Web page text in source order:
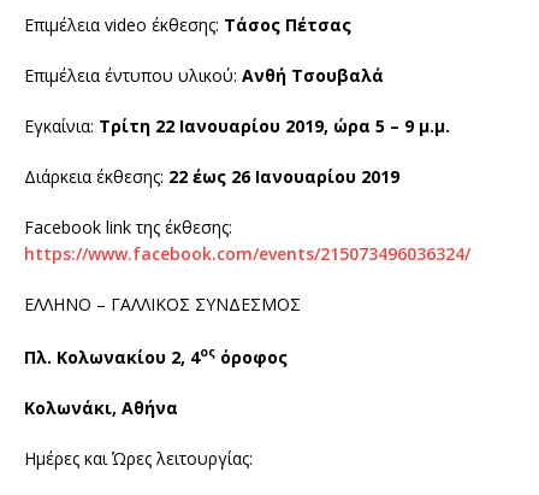
Επιμέλεια video έκθεσης: Τάσος Πέτσας
Επιμέλεια έντυπου υλικού: Ανθή Τσουβαλά
Εγκαίνια: Τρίτη 22 Ιανουαρίου 2019, ώρα 5 – 9 μ.μ.
Διάρκεια έκθεσης: 22 έως 26 Ιανουαρίου 2019
Facebook link της έκθεσης:
https://www.facebook.com/events/215073496036324/
ΕΛΛΗΝΟ – ΓΑΛΛΙΚΟΣ ΣΥΝΔΕΣΜΟΣ
Πλ. Κολωνακίου 2, 4ος όροφος
Κολωνάκι, Αθήνα
Ημέρες και Ώρες λειτουργίας: